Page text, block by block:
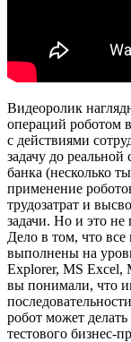
Видеоролик
операций роботом
с действиями
задачу до
банка (несколько
применение
трудозатрат и
задачи. Но и это не
Дело в том, что
выполнены на
Explorer, MS Excel,
вы понимали, что
робот может
тестового бизнес-